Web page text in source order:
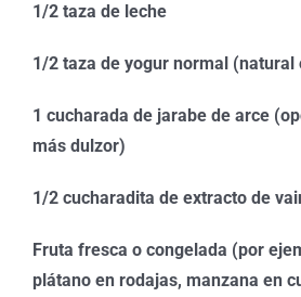
1/2 taza de leche
1/2 taza de yogur normal (natural
1 cucharada de jarabe de arce
más dulzor)
1/2 cucharadita de extracto de
Fruta fresca o congelada (por
plátano en rodajas, manzana en